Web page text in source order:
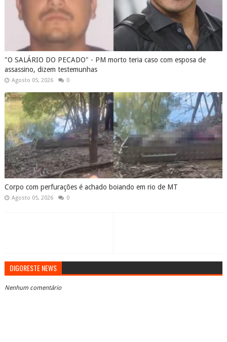
"O SALÁRIO DO PECADO" - PM morto teria caso com esposa de
assassino, dizem testemunhas
Agosto 05, 2026 0
Corpo com perfurações é achado boiando em rio de MT
Agosto 05, 2026 0
DIGORESTE NEWS
Nenhum comentário